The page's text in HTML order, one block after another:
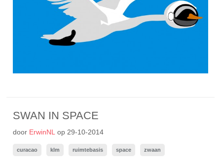
SWAN IN SPACE
door ErwinNL op 29-10-2014
curacao klm ruimtebasis space zwaan